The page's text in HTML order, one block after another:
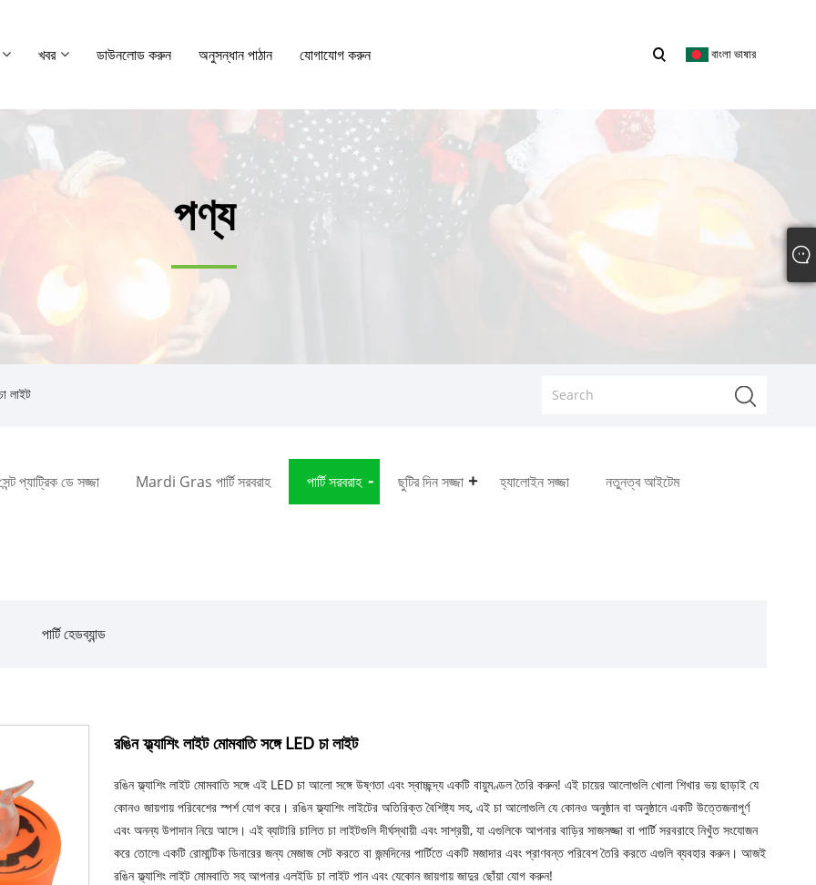
খবর ডাউনলোড করুন অনুসন্ধান পাঠান যোগাযোগ করুন বাংলা ভাষার
পণ্য
লাইট
প্যাট্রিক ডে সজ্জা Mardi Gras পার্টি সরবরাহ পার্টি সরবরাহ ছুটির দিন সজ্জা হ্যালোইন সজ্জা নতুনত্ব আইটেম
পার্টি হেডব্যান্ড
রঙিন ফ্ল্যাশিং লাইট মোমবাতি সঙ্গে LED চা লাইট
রঙিন ফ্ল্যাশিং লাইট মোমবাতি সঙ্গে এই LED চা আলো সঙ্গে উষ্ণতা এবং স্বাচ্ছন্দ্য একটি বায়ুমণ্ডল তৈরি করুন! এই চায়ের আলোগুলি খোলা শিখার ভয় ছাড়াই যে
কোনও জায়গায় পরিবেশের স্পর্শ যোগ করে। রঙিন ফ্ল্যাশিং লাইটের অতিরিক্ত বৈশিষ্ট্য সহ, এই চা আলোগুলি যে কোনও অনুষ্ঠান বা অনুষ্ঠানে একটি উত্তেজনাপূর্ণ
এবং অনন্য উপাদান নিয়ে আসে। এই ব্যাটারি চালিত চা লাইটগুলি দীর্ঘস্থায়ী এবং সাশ্রয়ী, যা এগুলিকে আপনার বাড়ির সাজসজ্জা বা পার্টি সরবরাহে নিখুঁত সংযোজন
করে তোলে৷ একটি রোমান্টিক ডিনারের জন্য মেজাজ সেট করতে বা জন্মদিনের পার্টিতে একটি মজাদার এবং প্রাণবন্ত পরিবেশ তৈরি করতে এগুলি ব্যবহার করুন। আজই
রঙিন ফ্ল্যাশিং লাইট মোমবাতি সহ আপনার এলইডি চা লাইট পান এবং যেকোন জায়গায় জাদুর ছোঁয়া যোগ করুন!